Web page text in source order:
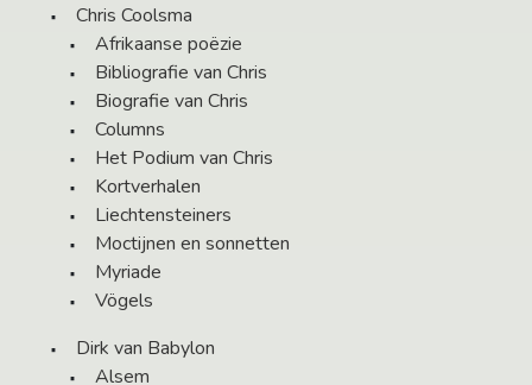
Chris Coolsma
Afrikaanse poëzie
Bibliografie van Chris
Biografie van Chris
Columns
Het Podium van Chris
Kortverhalen
Liechtensteiners
Moctijnen en sonnetten
Myriade
Vögels
Dirk van Babylon
Alsem